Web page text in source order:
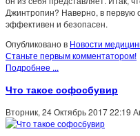
Джинтропин? Наверно, в первую
эффективен и безопасен.
Опубликовано в Новости
Станьте первым комментатором!
Подробнее ...
Что такое софосбувир
Вторник, 24 Октябрь 2017 22:19